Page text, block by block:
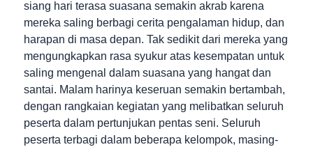
siang hari terasa suasana semakin akrab karena
mereka saling berbagi cerita pengalaman hidup, dan
harapan di masa depan. Tak sedikit dari mereka yang
mengungkapkan rasa syukur atas kesempatan untuk
saling mengenal dalam suasana yang hangat dan
santai. Malam harinya keseruan semakin bertambah,
dengan rangkaian kegiatan yang melibatkan seluruh
peserta dalam pertunjukan pentas seni. Seluruh
peserta terbagi dalam beberapa kelompok, masing-